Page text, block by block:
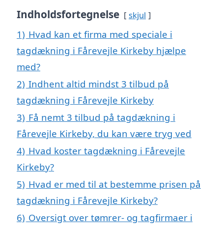
Indholdsfortegnelse skjul
1) Hvad kan et firma med speciale i
tagdækning i Fårevejle Kirkeby hjælpe
med?
2) Indhent altid mindst 3 tilbud på
tagdækning i Fårevejle Kirkeby
3) Få nemt 3 tilbud på tagdækning i
Fårevejle Kirkeby, du kan være tryg ved
4) Hvad koster tagdækning i Fårevejle
Kirkeby?
5) Hvad er med til at bestemme prisen på
tagdækning i Fårevejle Kirkeby?
6) Oversigt over tømrer- og tagfirmaer i